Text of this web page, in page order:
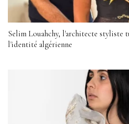
Selim Louahchy, l'architecte styliste
l'identité algérienne